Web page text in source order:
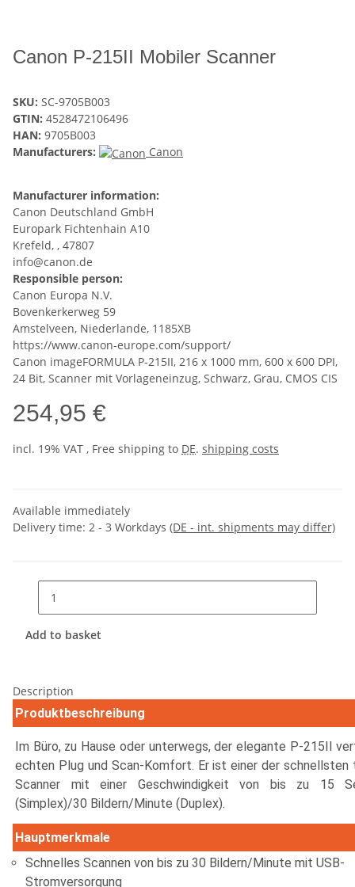
Canon P-215II Mobiler Scanner
SKU: SC-9705B003
GTIN: 4528472106496
HAN: 9705B003
Manufacturers:
Canon
Manufacturer information:
Canon Deutschland GmbH
Europark Fichtenhain A10
Krefeld, , 47807
info@canon.de
Responsible person:
Canon Europa N.V.
Bovenkerkerweg 59
Amstelveen, Niederlande, 1185XB
https://www.canon-europe.com/support/
Canon imageFORMULA P-215II, 216 x 1000 mm, 600 x 600 DPI,
24 Bit, Scanner mit Vorlageneinzug, Schwarz, Grau, CMOS CIS
254,95 €
incl. 19% VAT , Free shipping to DE. shipping costs
Available immediately
Delivery time: 2 - 3 Workdays (DE - int. shipments may differ)
Add to basket
Description
Produktbeschreibung
Im Büro, zu Hause oder unterwegs, der elegante P-215II
echten Plug und Scan-Komfort. Er ist einer der schnellsten
Scanner mit einer Geschwindigkeit von bis zu 15
(Simplex)/30 Bildern/Minute (Duplex).
Hauptmerkmale
Schnelles Scannen von bis zu 30 Bildern/Minute mit USB-
Stromversorgung